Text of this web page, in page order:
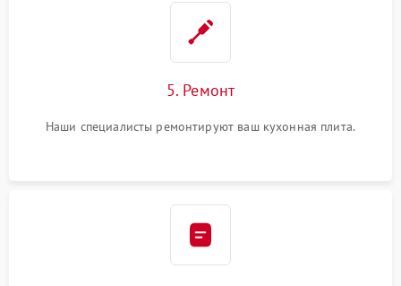
5. Ремонт
Наши специалисты ремонтируют ваш кухонная плита.